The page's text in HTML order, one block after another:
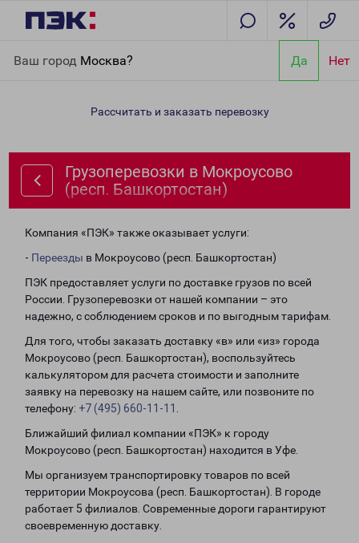
Ваш город Москва? Да Нет
Башкортостан)
Рассчитать и заказать перевозку
Грузоперевозки в Мокроусово
(респ. Башкортостан)
Компания «ПЭК» также оказывает услуги:
- Переезды в Мокроусово (респ. Башкортостан)
ПЭК предоставляет услуги по доставке грузов по всей
России. Грузоперевозки от нашей компании – это
надежно, с соблюдением сроков и по выгодным тарифам.
Для того, чтобы заказать доставку «в» или «из» города
Мокроусово (респ. Башкортостан), воспользуйтесь
калькулятором для расчета стоимости и заполните
заявку на перевозку на нашем сайте, или позвоните по
телефону: +7 (495) 660-11-11
Ближайший филиал компании «ПЭК» к городу
Мокроусово (респ. Башкортостан) находится в Уфе.
Мы организуем транспортировку товаров по всей
территории Мокроусова (респ. Башкортостан). В городе
работает 5 филиалов. Современные дороги гарантируют
своевременную доставку.